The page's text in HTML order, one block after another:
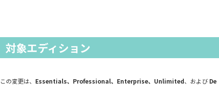
対象エディション
この変更は、 Essentials、Professional、Enterprise、Unlimited、および De